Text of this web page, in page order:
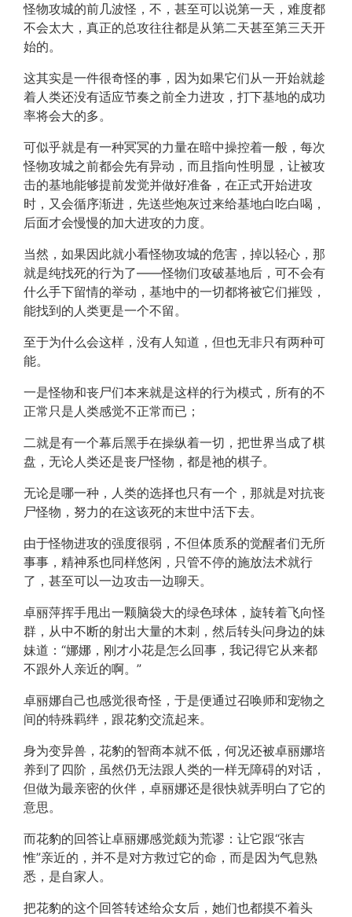
怪物攻城的前几波怪，不，甚至可以说第一天，难度都
不会太大，真正的总攻往往都是从第二天甚至第三天开
始的。
这其实是一件很奇怪的事，因为如果它们从一开始就趁
着人类还没有适应节奏之前全力进攻，打下基地的成功
率将会大的多。
可似乎就是有一种冥冥的力量在暗中操控着一般，每次
怪物攻城之前都会先有异动，而且指向性明显，让被攻
击的基地能够提前发觉并做好准备，在正式开始进攻
时，又会循序渐进，先送些炮灰过来给基地白吃白喝，
后面才会慢慢的加大进攻的力度。
当然，如果因此就小看怪物攻城的危害，掉以轻心，那
就是纯找死的行为了——怪物们攻破基地后，可不会有
什么手下留情的举动，基地中的一切都将被它们摧毁，
能找到的人类更是一个不留。
至于为什么会这样，没有人知道，但也无非只有两种可
能。
一是怪物和丧尸们本来就是这样的行为模式，所有的不
正常只是人类感觉不正常而已；
二就是有一个幕后黑手在操纵着一切，把世界当成了棋
盘，无论人类还是丧尸怪物，都是祂的棋子。
无论是哪一种，人类的选择也只有一个，那就是对抗丧
尸怪物，努力的在这该死的末世中活下去。
由于怪物进攻的强度很弱，不但体质系的觉醒者们无所
事事，精神系也同样悠闲，只管不停的施放法术就行
了，甚至可以一边攻击一边聊天。
卓丽萍挥手甩出一颗脑袋大的绿色球体，旋转着飞向怪
群，从中不断的射出大量的木刺，然后转头问身边的妹
妹道：“娜娜，刚才小花是怎么回事，我记得它从来都
不跟外人亲近的啊。”
卓丽娜自己也感觉很奇怪，于是便通过召唤师和宠物之
间的特殊羁绊，跟花豹交流起来。
身为变异兽，花豹的智商本就不低，何况还被卓丽娜培
养到了四阶，虽然仍无法跟人类的一样无障碍的对话，
但做为最亲密的伙伴，卓丽娜还是很快就弄明白了它的
意思。
而花豹的回答让卓丽娜感觉颇为荒谬：让它跟“张吉
惟”亲近的，并不是对方救过它的命，而是因为气息熟
悉，是自家人。
把花豹的这个回答转述给众女后，她们也都摸不着头